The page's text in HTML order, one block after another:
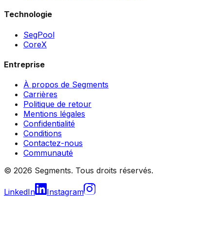
Technologie
SegPool
CoreX
Entreprise
À propos de Segments
Carrières
Politique de retour
Mentions légales
Confidentialité
Conditions
Contactez-nous
Communauté
© 2026 Segments. Tous droits réservés.
LinkedIn Instagram